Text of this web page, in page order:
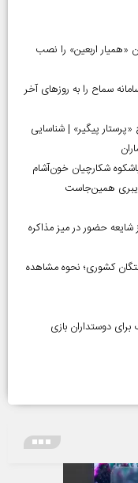
«همیار اربعین» را نصب
| ثبت‌نام در سامانه سماح را به روز‌های آخر
«پرستار پیگیر» | شناسایی
همین‌جاست
حضور در میز مذاکره
بازنشستگان کشوری؛ نحوه مشاهده